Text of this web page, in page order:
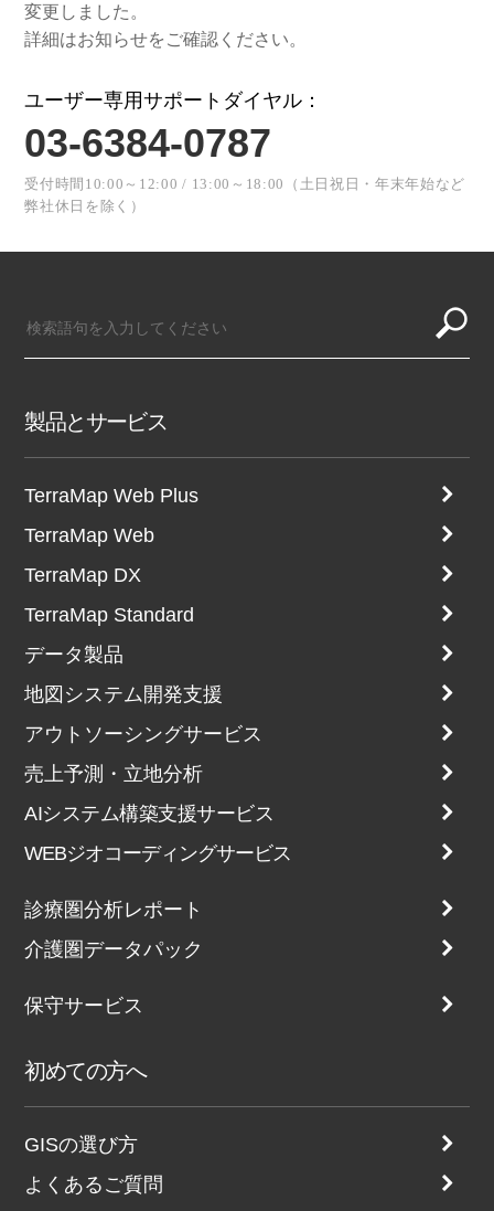
変更しました。
詳細はお知らせをご確認ください。
ユーザー専用サポートダイヤル：
03-6384-0787
受付時間10:00～12:00 / 13:00～18:00（土日祝日・年末年始など
弊社休日を除く）
製品とサービス
TerraMap Web Plus
TerraMap Web
TerraMap DX
TerraMap Standard
データ製品
地図システム開発支援
アウトソーシングサービス
売上予測・立地分析
AIシステム構築支援サービス
WEBジオコーディングサービス
診療圏分析レポート
介護圏データパック
保守サービス
初めての方へ
GISの選び方
よくあるご質問